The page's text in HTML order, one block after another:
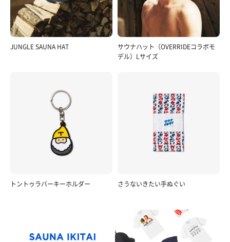
JUNGLE SAUNA HAT
サウナハット（OVERRIDEコラボモ
デル）Lサイズ
トントゥラバーキーホルダー さうないきたい手ぬぐい